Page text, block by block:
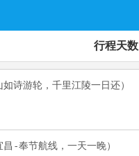
行程天数
诗游轮，千里江陵一日还）
-奉节航线，一天一晚）